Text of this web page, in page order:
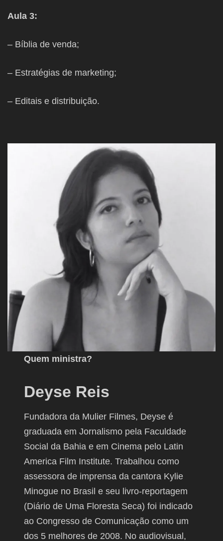
Aula 3:
– Bíblia de venda;
– Estratégias de marketing;
– Editais e distribuição.
Quem ministra?
Deyse Reis
Fundadora da Mulier Filmes, Deyse é
graduada em Jornalismo pela Faculdade
Social da Bahia e em Cinema pelo Latin
America Film Institute. Trabalhou como
assessora de imprensa da cantora Kylie
Minogue no Brasil e seu livro-reportagem
(Diário de Uma Floresta Seca) foi indicado
ao Congresso de Comunicação como um
dos 5 melhores de 2008. No audiovisual,